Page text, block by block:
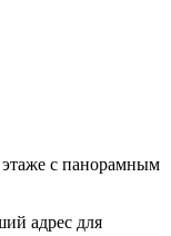
с панорамным
адрес для